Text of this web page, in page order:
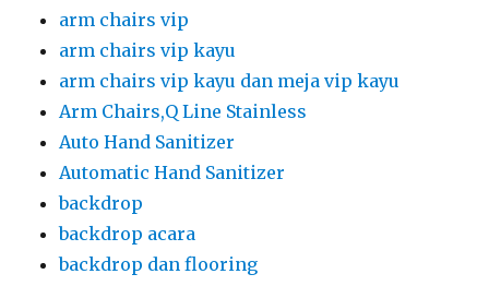
arm chairs vip
arm chairs vip kayu
arm chairs vip kayu dan meja vip kayu
Arm Chairs,Q Line Stainless
Auto Hand Sanitizer
Automatic Hand Sanitizer
backdrop
backdrop acara
backdrop dan flooring